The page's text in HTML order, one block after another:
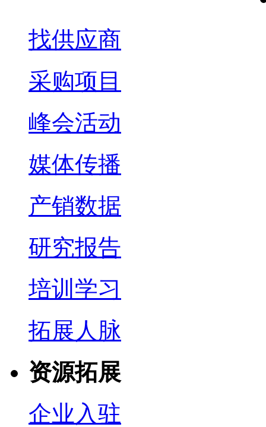
找供应商
采购项目
峰会活动
媒体传播
产销数据
研究报告
培训学习
拓展人脉
资源拓展
企业入驻